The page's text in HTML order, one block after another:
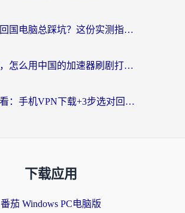
海外翻墙回国电脑总踩坑？这份实测指南帮你选对加速器（附ChickCNinitapMalus对比）
人在韩国，怎么用中国的加速器刷剧打游戏？这份真实体验指南给你答案
海外党必看：手机VPN下载+3步选对回国加速器，无缝刷国内资源不再愁
下载应用
番茄 Windows PC电脑版